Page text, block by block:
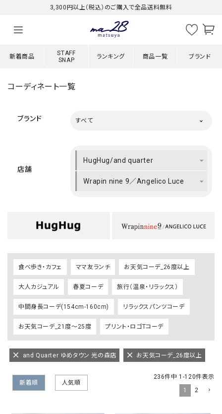
3,300円以上（税込）のご購入で全品送料無料
新着商品
STAFF
SNAP
ランキング 商品一覧 ブランド
コーディネート一覧
ブランド すべて
店舗
HugHug/and quarter
Wrapin nine 9／Angelico Luce
食べ歩き・カフェ ママ友ランチ お天気コーデ_26度以上
大人カジュアル 春夏コーデ 旅行（温泉・リラックス）
中間身長コーデ(154cm-160cm) リラックスパンツコーデ
お天気コーデ_21度～25度 プリント・ロゴTコーデ
and Quarter ゆめタウン 光の森店 お天気コーデ_26度以上
新着順 人気順
236件中 1 -120件表示
1
2